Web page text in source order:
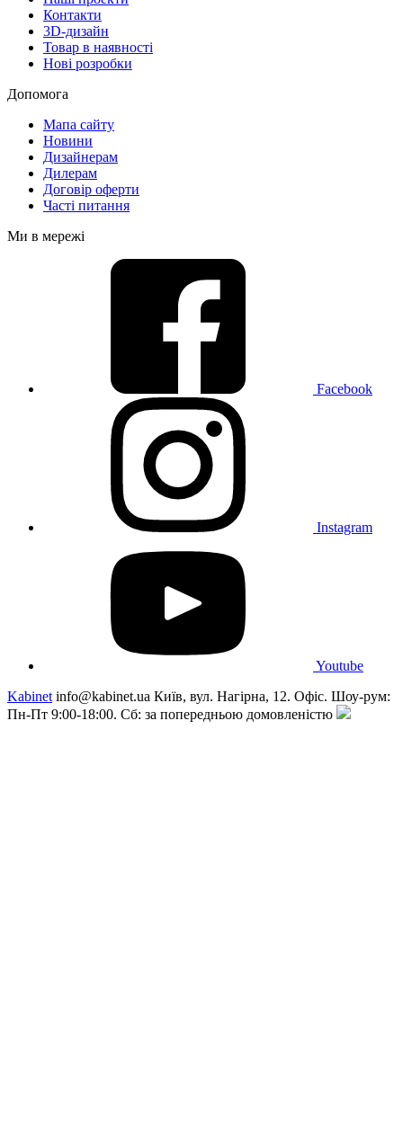
Контакти
3D-дизайн
Товар в наявності
Нові розробки
Допомога
Мапа сайту
Новини
Дизайнерам
Дилерам
Договір оферти
Часті питання
Ми в мережі
Facebook
Instagram
Youtube
Kabinet info@kabinet.ua Київ, вул. Нагірна, 12. Офіс. Шоу-рум:
Пн-Пт 9:00-18:00. Сб: за попередньою домовленістю